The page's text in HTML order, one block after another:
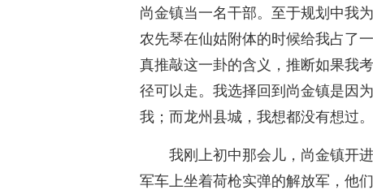
尚金镇当一名干部。至于规划中我
农先琴在仙姑附体的时候给我占了
真推敲这一卦的含义，推断如果我
径可以走。我选择回到尚金镇是因
我；而龙州县城，我想都没有想过。
我刚上初中那会儿，尚金镇开
军车上坐着荷枪实弹的解放军，他